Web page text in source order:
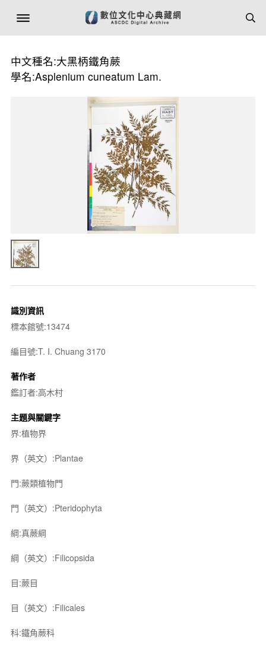
中文種名:大黑柄鐵角蕨
學名:Asplenium cuneatum Lam.
識別資訊
標本館號:13474
編目號:T. I. Chuang 3170
著作者
鑑訂者:高木村
主題與關鍵字
界:植物界
界（英文）:Plantae
門:蕨類植物門
門（英文）:Pteridophyta
綱:真蕨綱
綱（英文）:Filicopsida
目:蕨目
目（英文）:Filicales
科:鐵角蕨科